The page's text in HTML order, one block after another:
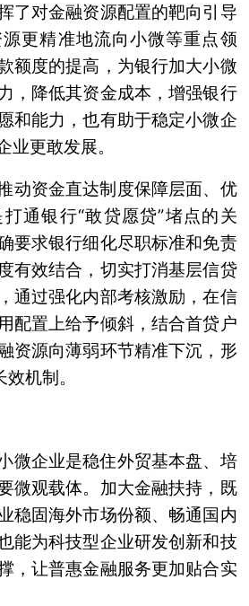
了对金融资源配置的靶向引导
更精准地流向小微等重点领
额度的提高，为银行加大小微
，降低其资金成本，增强银行
和能力，也有助于稳定小微企
业更敢发展。
动资金直达制度保障层面、优
通银行“敢贷愿贷”堵点的关
要求银行细化尽职标准和免责
有效结合，切实打消基层信贷
通过强化内部考核激励，在信
配置上给予倾斜，结合首贷户
资源向薄弱环节精准下沉，形
机制。
微企业是稳住外贸基本盘、培
微观载体。加大金融扶持，既
稳固海外市场份额、畅通国内
能为科技型企业研发创新和技
，让普惠金融服务更加贴合实